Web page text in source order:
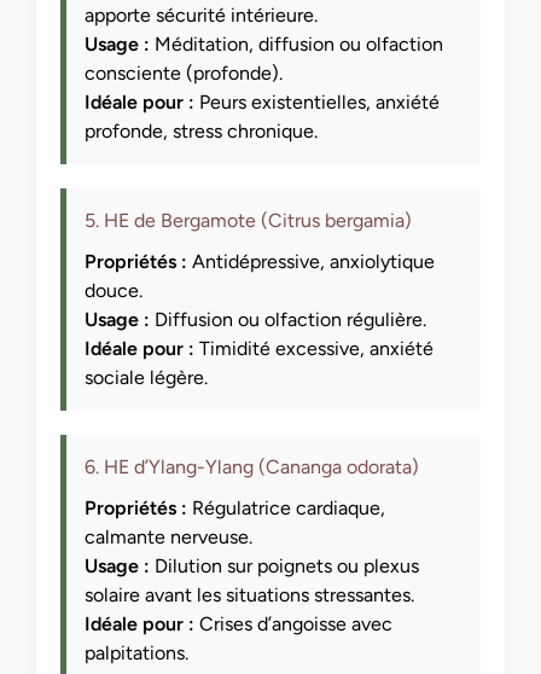
apporte sécurité intérieure.
Usage : Méditation, diffusion ou olfaction
consciente (profonde).
Idéale pour : Peurs existentielles, anxiété
profonde, stress chronique.
5. HE de Bergamote (Citrus bergamia)
Propriétés : Antidépressive, anxiolytique
douce.
Usage : Diffusion ou olfaction régulière.
Idéale pour : Timidité excessive, anxiété
sociale légère.
6. HE d’Ylang-Ylang (Cananga odorata)
Propriétés : Régulatrice cardiaque,
calmante nerveuse.
Usage : Dilution sur poignets ou plexus
solaire avant les situations stressantes.
Idéale pour : Crises d’angoisse avec
palpitations.